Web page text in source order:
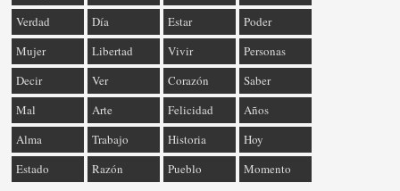
Verdad
Día Estar
Poder
Mujer
Libertad Vivir
Personas
Decir
Ver Corazón
Saber
Mal
Arte Felicidad
Años
Alma
Trabajo Historia
Hoy
Estado
Razón Pueblo Momento